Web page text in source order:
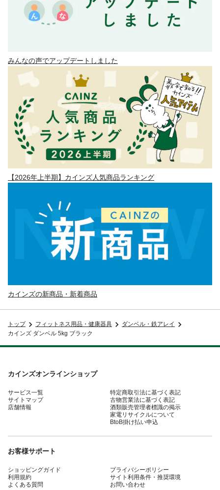
みんなの声でアップデートしました
【2026年上半期】カインズ人気商品ランキング
カインズの新商品・新着商品
トップ フィットネス用品・健康器具
ダンベル・鉄アレイ
カインズ ダンベル 5kg ブラック
カインズオンラインショップ
サービス一覧
サイトマップ
店舗情報
特定商取引法に基づく表記
古物営業法に基づく表記
酒類販売管理者標識の掲示
家電リサイクルについて
BtoB掛け払い申込
お客様サポート
ショッピングガイド
利用規約
よくある質問
プライバシーポリシー
サイト利用条件・推奨環境
お問い合わせ